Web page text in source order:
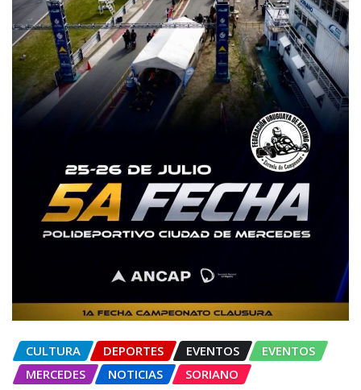
CULTURA DEPORTES EVENTOS
EVENTOS
MERCEDES
NOTICIAS SORIANO